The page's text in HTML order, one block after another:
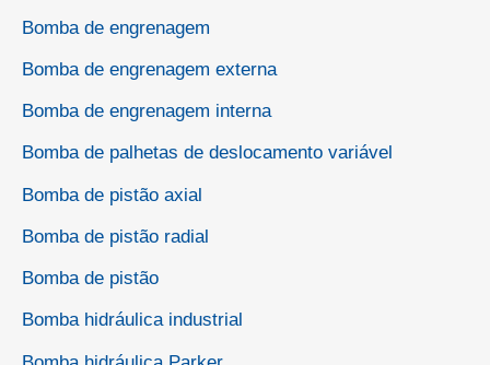
Bomba de engrenagem
Bomba de engrenagem externa
Bomba de engrenagem interna
Bomba de palhetas de deslocamento variável
Bomba de pistão axial
Bomba de pistão radial
Bomba de pistão
Bomba hidráulica industrial